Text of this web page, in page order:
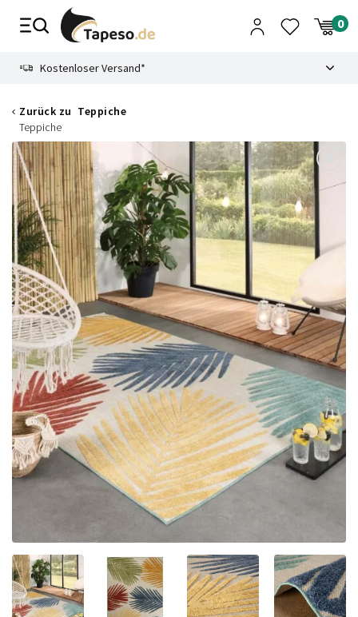
Zusammenbruch
Kostenloser Versand*
Zurück zu Teppiche
Teppiche